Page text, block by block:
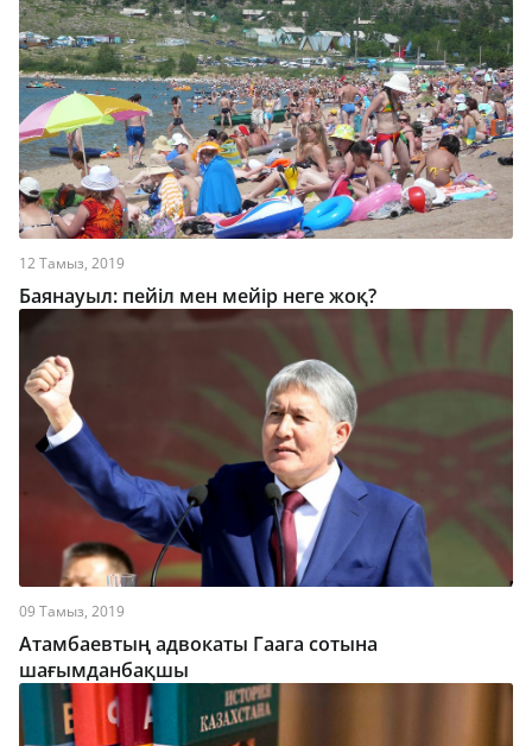
12 Тамыз, 2019
Баянауыл: пейіл мен мейір неге жоқ?
09 Тамыз, 2019
Атамбаевтың адвокаты Гаага сотына
шағымданбақшы